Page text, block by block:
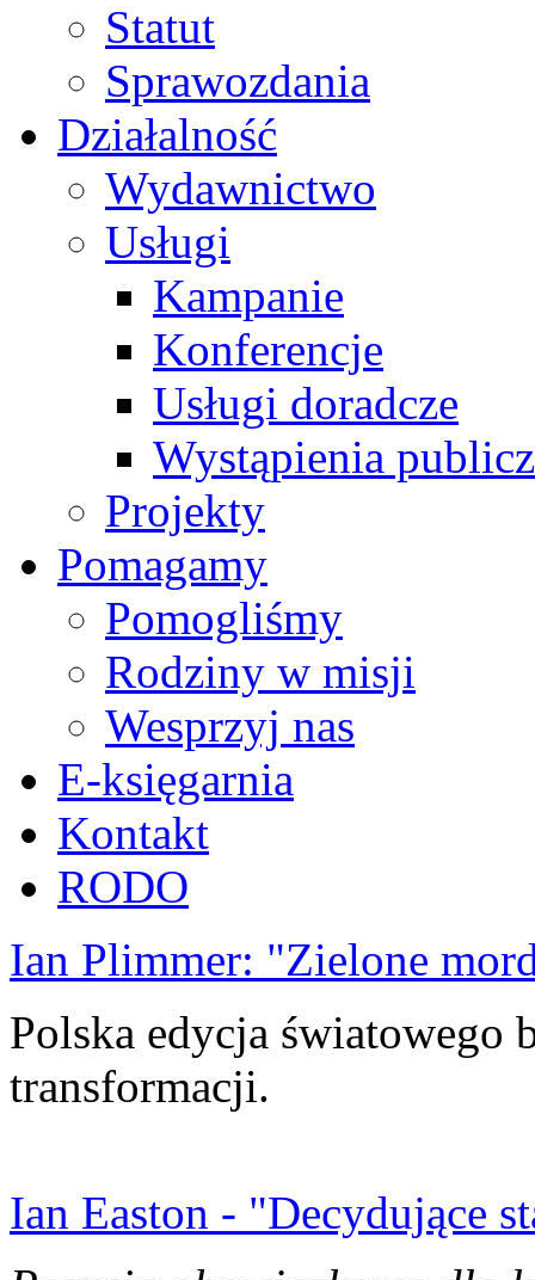
Statut
Sprawozdania
Działalność
Wydawnictwo
Usługi
Kampanie
Konferencje
Usługi doradcze
Wystąpienia
Projekty
Pomagamy
Pomogliśmy
Rodziny w misji
Wesprzyj nas
E-księgarnia
Kontakt
RODO
Ian Plimmer: "Zielone
Polska edycja światowego
transformacji.
Ian Easton - "Decydujące